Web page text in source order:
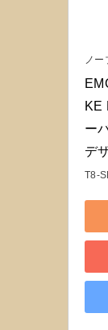
ノー
KE
ー
デ
T8-